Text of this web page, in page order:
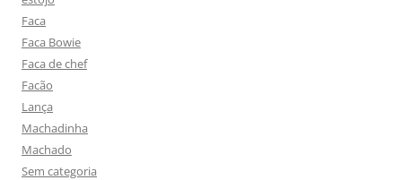
Faca
Faca Bowie
Faca de chef
Facão
Lança
Machadinha
Machado
Sem categoria